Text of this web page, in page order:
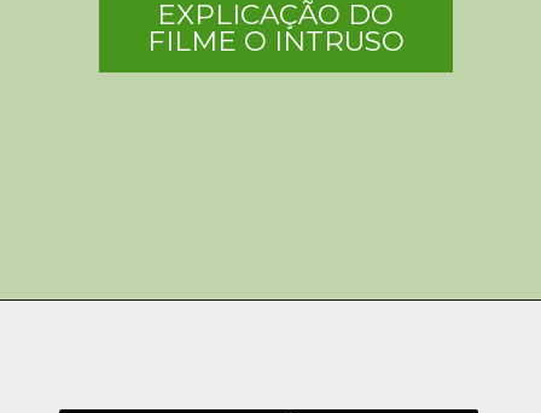
EXPLICAÇÃO DO
FILME O INTRUSO